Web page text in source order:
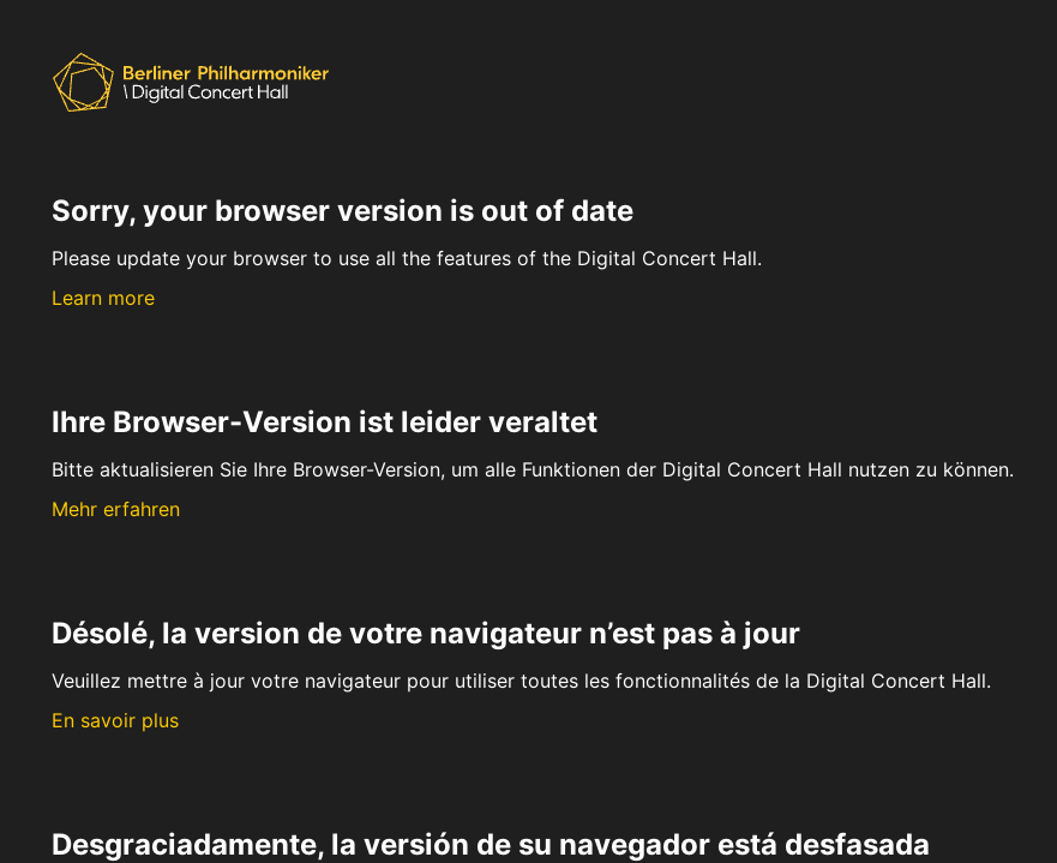
Sorry, your browser version is out of date
Please update your browser to use all the features of the Digital Concert Hall.
Learn more
Ihre Browser-Version ist leider veraltet
Bitte aktualisieren Sie Ihre Browser-Version, um alle Funktionen der Digital Concert Hall nutzen zu können.
Mehr erfahren
Désolé, la version de votre navigateur n’est pas à jour
Veuillez mettre à jour votre navigateur pour utiliser toutes les fonctionnalités de la Digital Concert Hall.
En savoir plus
Desgraciadamente, la versión de su navegador está desfasada